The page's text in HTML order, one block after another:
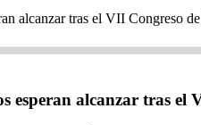
esperan alcanzar tras el